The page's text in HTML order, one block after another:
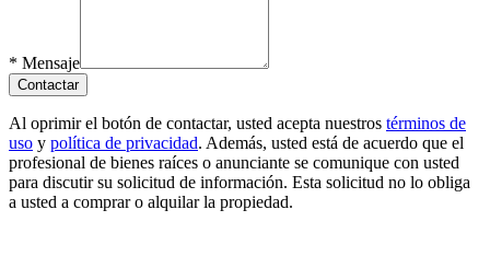
* Mensaje
Contactar
Al oprimir el botón de contactar, usted acepta nuestros términos de
uso y política de privacidad. Además, usted está de acuerdo que el
profesional de bienes raíces o anunciante se comunique con usted
para discutir su solicitud de información. Esta solicitud no lo obliga
a usted a comprar o alquilar la propiedad.